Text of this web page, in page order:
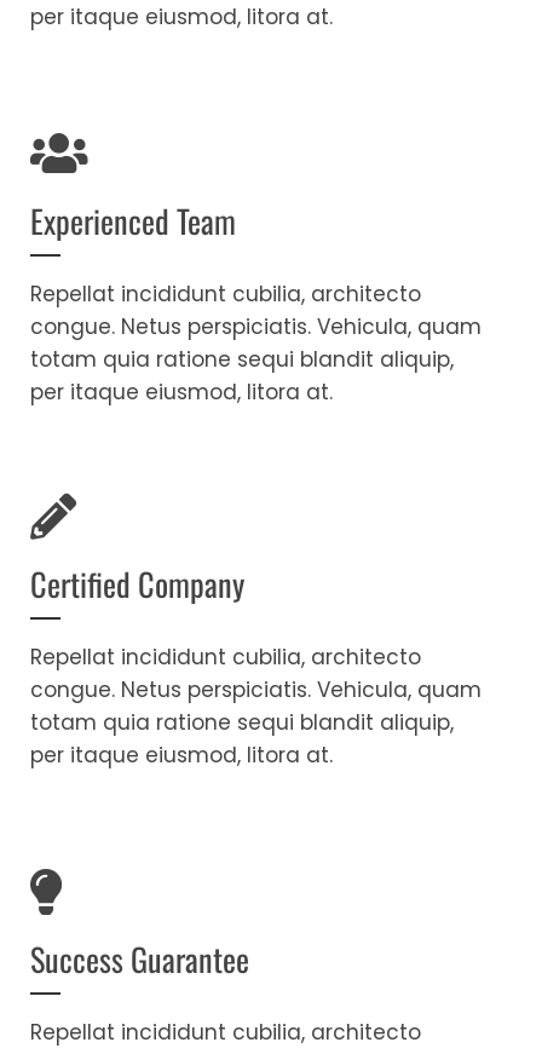
per itaque eiusmod, litora at.
Experienced Team
Repellat incididunt cubilia, architecto
congue. Netus perspiciatis. Vehicula, quam
totam quia ratione sequi blandit aliquip,
per itaque eiusmod, litora at.
Certified Company
Repellat incididunt cubilia, architecto
congue. Netus perspiciatis. Vehicula, quam
totam quia ratione sequi blandit aliquip,
per itaque eiusmod, litora at.
Success Guarantee
Repellat incididunt cubilia, architecto